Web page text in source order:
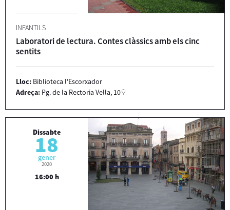
INFANTILS
Laboratori de lectura. Contes clàssics amb els cinc
sentits
Lloc: Biblioteca l'Escorxador
Adreça: Pg. de la Rectoria Vella, 10
Dissabte
18
gener
2020
16:00 h